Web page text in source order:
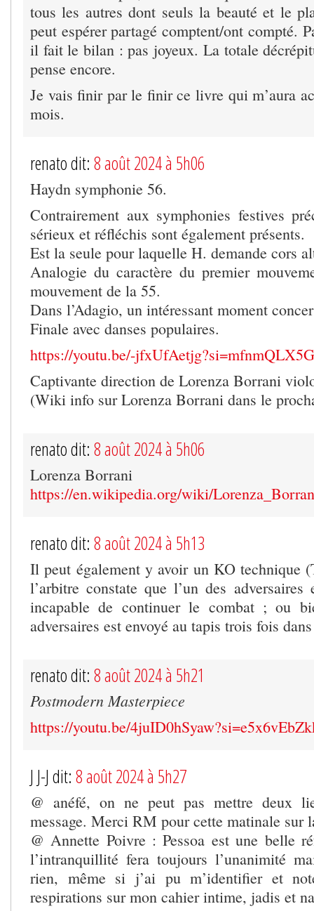
tous les autres dont seuls la beauté et le
peut espérer partagé comptent/ont compté.
il fait le bilan : pas joyeux. La totale
pense encore.
Je vais finir par le finir ce livre qui m’aura
mois.
renato dit: 8 août 2024 à 5h06
Haydn symphonie 56.
Contrairement aux symphonies festives
sérieux et réfléchis sont également présents.
Est la seule pour laquelle H. demande cors
Analogie du caractère du premier
mouvement de la 55.
Dans l’Adagio, un intéressant moment
Finale avec danses populaires.
https://youtu.be/-
Captivante direction de Lorenza Borrani
(Wiki info sur Lorenza Borrani dans le
renato dit: 8 août 2024 à 5h06
Lorenza Borrani
https://en.wikipedia.org/wiki/
renato dit: 8 août 2024 à 5h13
Il peut également y avoir un KO technique
l’arbitre constate que l’un des
incapable de continuer le combat ; ou
adversaires est envoyé au tapis trois fois
renato dit: 8 août 2024 à 5h21
Postmodern Masterpiece
https://youtu.be/
J J-J dit: 8 août 2024 à 5h27
@ anéfé, on ne peut pas mettre deux
message. Merci RM pour cette matinale sur
@ Annette Poivre : Pessoa est une belle
l’intranquillité fera toujours l’unanimité
rien, même si j’ai pu m’identifier et
respirations sur mon cahier intime, jadis et